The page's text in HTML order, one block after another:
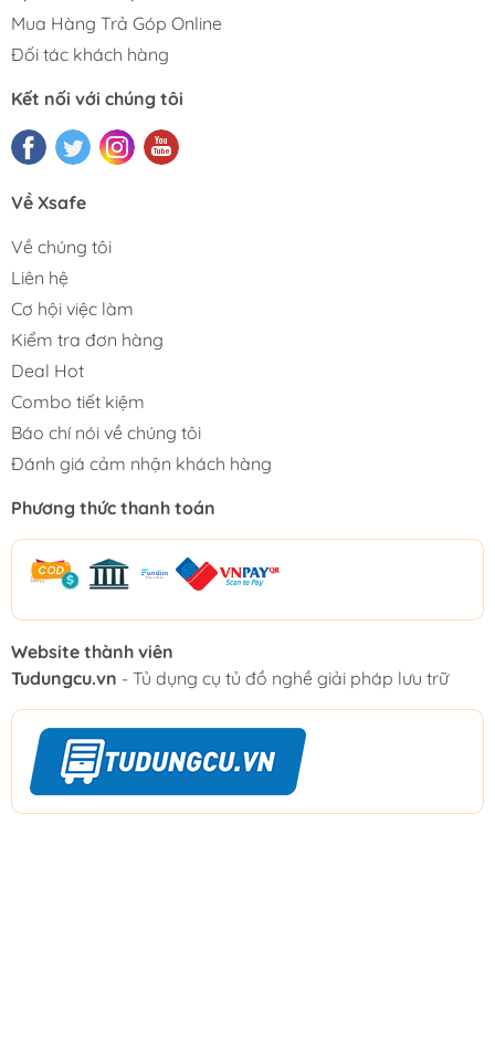
Mua Hàng Trả Góp Online
Đối tác khách hàng
Kết nối với chúng tôi
Về Xsafe
Về chúng tôi
Liên hệ
Cơ hội việc làm
Kiểm tra đơn hàng
Deal Hot
Combo tiết kiệm
Báo chí nói về chúng tôi
Đánh giá cảm nhận khách hàng
Phương thức thanh toán
Website thành viên
Tudungcu.vn - Tủ dụng cụ tủ đồ nghề giải pháp lưu trữ